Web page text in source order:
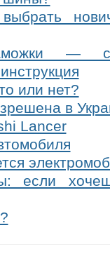
—
или нет?
в
Lancer
если